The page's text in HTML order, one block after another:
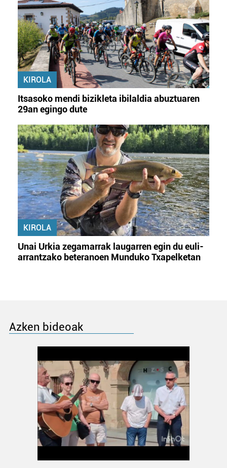
KIROLA
Itsasoko mendi bizikleta ibilaldia abuztuaren
29an egingo dute
KIROLA
Unai Urkia zegamarrak laugarren egin du euli-
arrantzako beteranoen Munduko Txapelketan
Azken bideoak